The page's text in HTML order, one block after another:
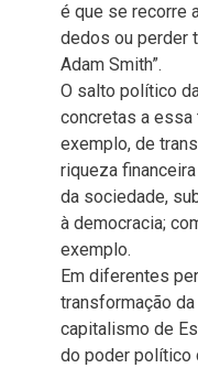
é que se recorre
dedos ou perder
Adam Smith”.
O salto político
concretas a
exemplo, de
riqueza
da sociedade,
à democracia;
exemplo.
Em diferentes
transformação
capitalismo de
do poder político